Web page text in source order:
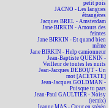
petit pois
JACNO - Les langues
étrangères
Jacques BREL - Amsterdam
Jane BIRKIN - Amours des
feintes
Jane BIRKIN - Et quand bien
même
Jane BIRKIN - Help camionneur
Jean-Baptiste QUENIN -
Veilleur de toutes les nuits
Jean-Jacques DEBOUT - Un
mot [ACÉTATE]
Jean-Jacques GOLDMAN -
Puisque tu pars
Jean-Paul GAULTIER - Noisy
(remix)
Jeanne MAS - Cœur en stéréo